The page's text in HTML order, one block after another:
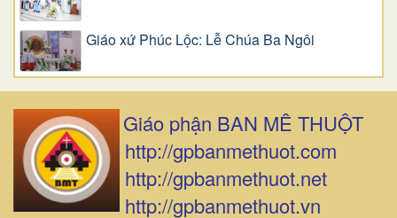
Giáo xứ Phúc Lộc: Lễ Chúa Ba Ngôi
Giáo phận BAN MÊ THUỘT
http://gpbanmethuot.com
http://gpbanmethuot.net
http://gpbanmethuot.vn